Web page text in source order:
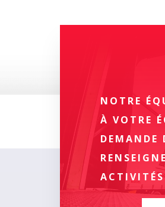
NOTRE
À VOTRE
DEMANDE
ACTIVITÉS